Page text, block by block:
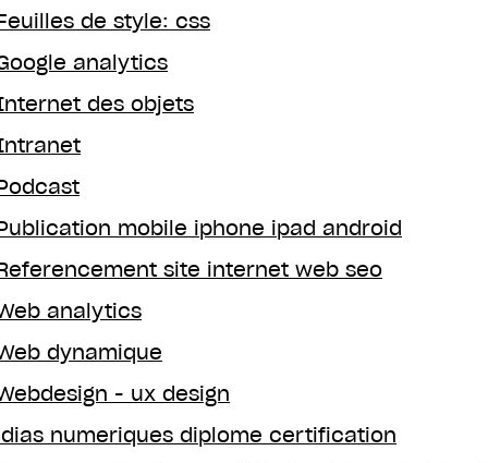
de style: css
analytics
des objets
mobile iphone ipad android
site internet web seo
analytics
dynamique
- ux design
numeriques diplome certification